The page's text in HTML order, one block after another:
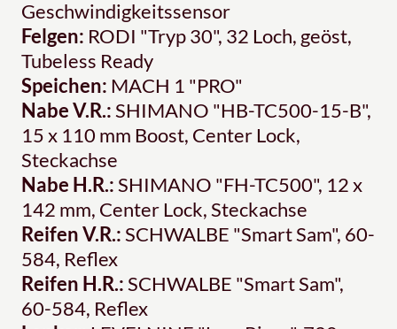
Geschwindigkeitssensor
Felgen: RODI "Tryp 30", 32 Loch, geöst,
Tubeless Ready
Speichen: MACH 1 "PRO"
Nabe V.R.:SHIMANO "HB-TC500-15-B",
15 x 110 mm Boost, Center Lock,
Steckachse
Nabe H.R.:SHIMANO "FH-TC500", 12 x
142 mm, Center Lock, Steckachse
Reifen V.R.:SCHWALBE "Smart Sam", 60-
584, Reflex
Reifen H.R.:SCHWALBE "Smart Sam",
60-584, Reflex